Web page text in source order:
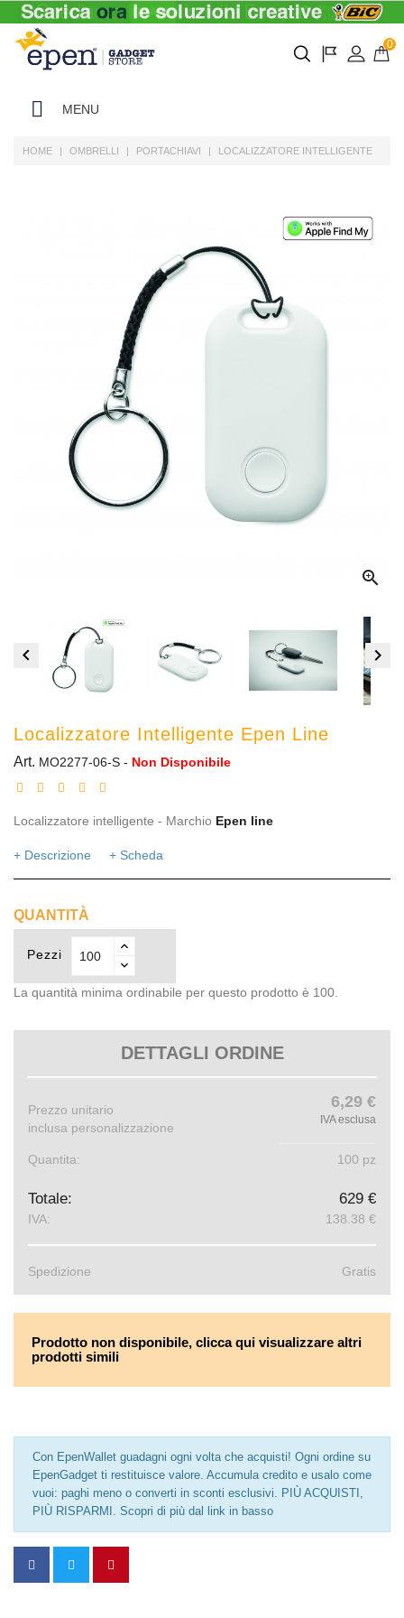
0
MENU
HOME OMBRELLI PORTACHIAVI LOCALIZZATORE INTELLIGENTE

 
Localizzatore Intelligente Epen Line
Art. MO2277-06-S - Non Disponibile
Localizzatore intelligente - Marchio Epen line
+ Descrizione + Scheda
QUANTITÀ
Pezzi
La quantità minima ordinabile per questo prodotto è 100.
DETTAGLI ORDINE
Prezzo unitario
inclusa personalizzazione
6,29 €
IVA esclusa
Quantita: 100 pz
Totale: 629 €
IVA: 138.38 €
Spedizione Gratis
Prodotto non disponibile, clicca qui visualizzare altri
prodotti simili
Con EpenWallet guadagni ogni volta che acquisti! Ogni ordine su
EpenGadget ti restituisce valore. Accumula credito e usalo come
vuoi: paghi meno o converti in sconti esclusivi. PIÙ ACQUISTI,
PIÙ RISPARMI. Scopri di più dal link in basso